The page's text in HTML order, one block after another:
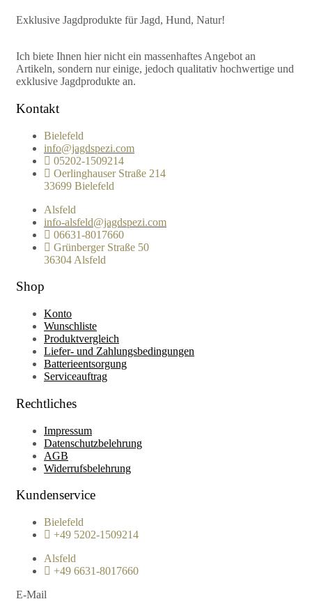
Exklusive Jagdprodukte für Jagd, Hund, Natur!
Ich biete Ihnen hier nicht ein massenhaftes Angebot an
Artikeln, sondern nur einige, jedoch qualitativ hochwertige und
exklusive Jagdprodukte an.
Kontakt
Bielefeld
info@jagdspezi.com
05202-1509214
Oerlinghauser Straße 214
33699 Bielefeld
Alsfeld
info-alsfeld@jagdspezi.com
06631-8017660
Grünberger Straße 50
36304 Alsfeld
Shop
Konto
Wunschliste
Produktvergleich
Liefer- und Zahlungsbedingungen
Batterieentsorgung
Serviceauftrag
Rechtliches
Impressum
Datenschutzbelehrung
AGB
Widerrufsbelehrung
Kundenservice
Bielefeld
+49 5202-1509214
Alsfeld
+49 6631-8017660
E-Mail